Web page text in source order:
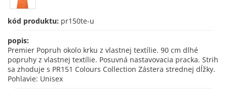
kód produktu: pr150te-u
popis:
Premier Popruh okolo krku z vlastnej textílie. 90 cm dlhé
popruhy z vlastnej textílie. Posuvná nastavovacia pracka. Strih
sa zhoduje s PR151 Colours Collection Zástera strednej dĺžky.
Pohlavie: Unisex